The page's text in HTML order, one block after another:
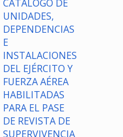
CATALOGO DE
UNIDADES,
DEPENDENCIAS
E
INSTALACIONES
DEL EJÉRCITO Y
FUERZA AÉREA
HABILITADAS
PARA EL PASE
DE REVISTA DE
SUPERVIVENCIA